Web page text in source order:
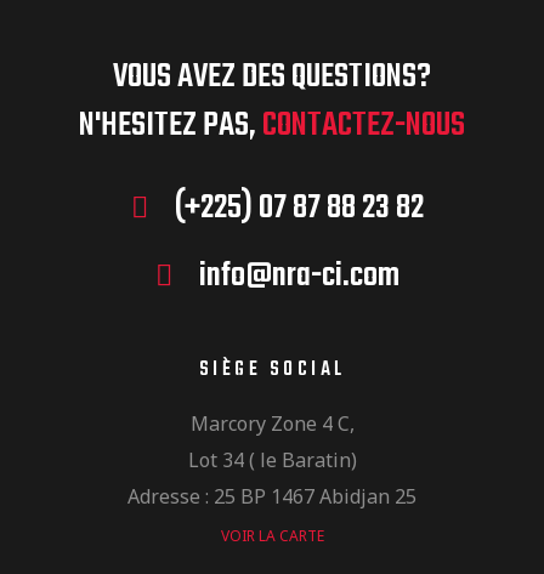
VOUS AVEZ DES QUESTIONS?
N'HESITEZ PAS,CONTACTEZ-NOUS
(+225) 07 87 88 23 82
info@nra-ci.com
SIÈGE SOCIAL
Marcory Zone 4 C,
Lot 34 ( le Baratin)
Adresse : 25 BP 1467 Abidjan 25
VOIR LA CARTE